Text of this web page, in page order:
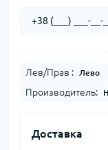
Лев/Прав : Лево
Производитель:
Доставка